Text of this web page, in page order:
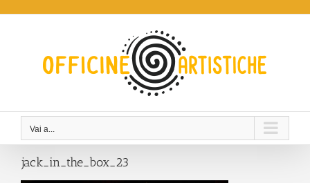
Vai a...
jack_in_the_box_23